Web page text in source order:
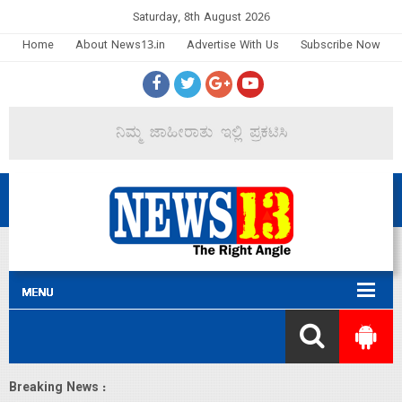
Saturday, 8th August 2026
Home
About News13.in Advertise With Us Subscribe Now
Breaking News :